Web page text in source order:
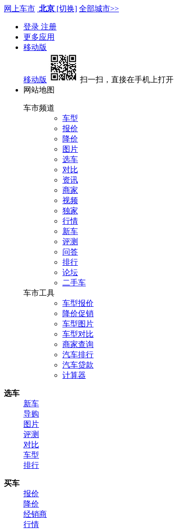
网上车市 北京 [切换] 全部城市>>
登录 注册
更多应用
移动版
移动版
扫一扫，直接在手机上打开
网站地图
车市频道
车型
报价
降价
图片
选车
对比
资讯
商家
视频
独家
行情
新车
评测
问答
排行
论坛
二手车
车市工具
车型报价
降价促销
车型图片
车型对比
商家查询
汽车排行
汽车贷款
计算器
选车
新车
导购
图片
评测
对比
车型
排行
买车
报价
降价
经销商
行情